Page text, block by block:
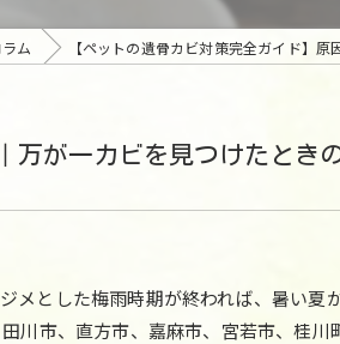
ム 【ペットの遺骨カビ対策完全ガイド】
万が一カビを見つけたとき
とした梅雨時期が終われば、暑い夏
川市、直方市、嘉麻市、宮若市、桂